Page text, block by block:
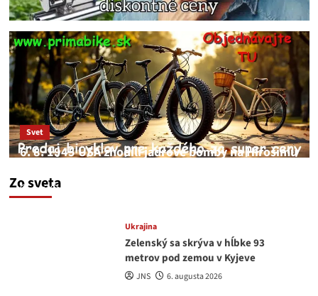
Zo sveta
Svet
6. 8. 1945 USA zhodili jadrové bomby na Hirošimu
JNS
Ukrajina
Zelenský sa skrýva v hĺbke 93
metrov pod zemou v Kyjeve
JNS 6. augusta 2026